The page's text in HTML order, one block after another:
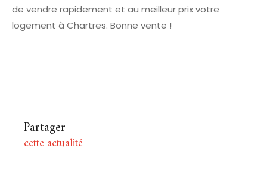
de vendre rapidement et au meilleur prix votre
logement à Chartres. Bonne vente !
Partager
cette actualité